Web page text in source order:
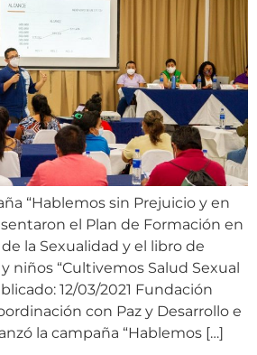
“Hablemos sin Prejuicio y en
el Plan de Formación en
la Sexualidad y el libro de
niños “Cultivemos Salud Sexual
12/03/2021 Fundación
con Paz y Desarrollo e
la campaña “Hablemos […]